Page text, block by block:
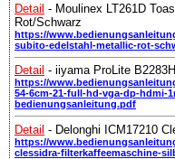
Detail - Moulinex LT261D
Rot/Schwarz
https://
subito-edelstahl-metallic-rot-
Detail - iiyama ProLite
https://
54-6cm-21-full-hd-vga-dp-hdmi-
bedienungsanleitung.pdf
Detail - Delonghi ICM17210
https://
clessidra-filterkaffeemaschine-